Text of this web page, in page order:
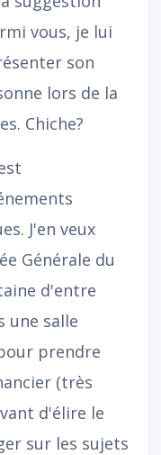
vous, je lui
son
lors de la
Chiche?
J'en veux
Générale du
d'entre
une salle
prendre
(très
d'élire le
sur les sujets